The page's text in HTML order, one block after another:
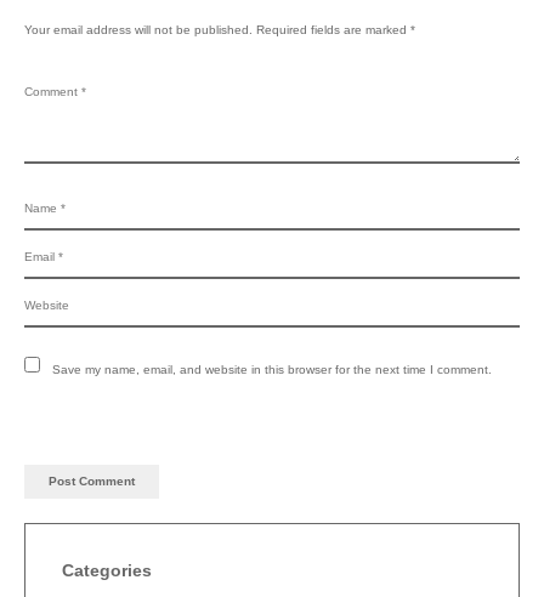
Your email address will not be published. Required fields are marked *
Save my name, email, and website in this browser for the next time I comment.
Categories